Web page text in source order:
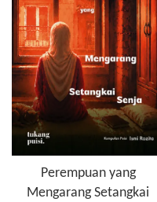
Perempuan yang
Mengarang Setangkai